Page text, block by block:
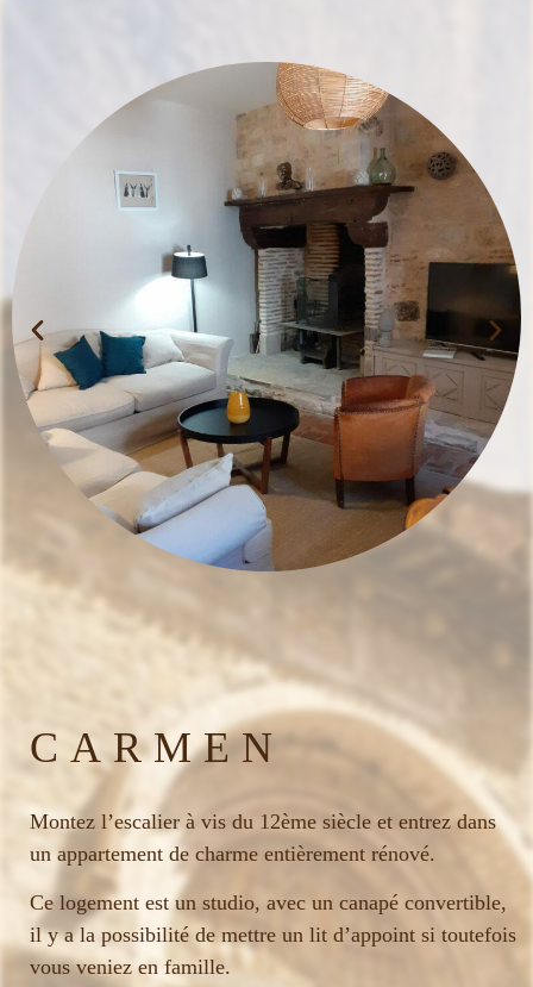
CARMEN
Montez l’escalier à vis du 12ème siècle et entrez dans
un appartement de charme entièrement rénové.
Ce logement est un studio, avec un canapé convertible,
il y a la possibilité de mettre un lit d’appoint si toutefois
vous veniez en famille.